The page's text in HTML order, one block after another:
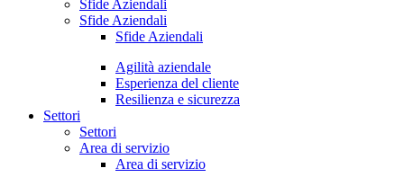
Sfide Aziendali
Sfide Aziendali
Sfide Aziendali
Agilità aziendale
Esperienza del cliente
Resilienza e sicurezza
Settori
Settori
Area di servizio
Area di servizio